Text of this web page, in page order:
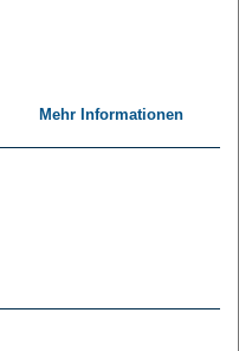
Mehr Informationen